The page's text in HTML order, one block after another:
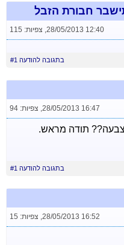
חבורת הזבל
28/05/2013 12:40
, צפיות: 115
בתגובה להודעה #1
28/05/2013 16:47
, צפיות: 94
תודה מראש.
בתגובה להודעה #1
28/05/2013 16:52
, צפיות: 15